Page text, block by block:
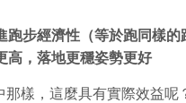
步經濟性（等於跑同樣的
高，落地更穩姿勢更好
樣，這麼具有實際效益